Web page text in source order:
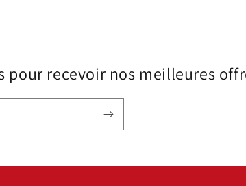
pour recevoir nos meilleures